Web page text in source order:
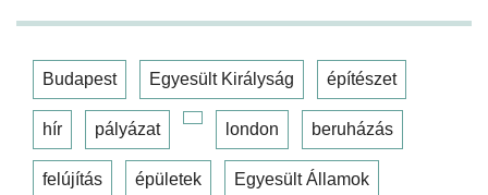
Budapest Egyesült Királyság építészet
hír pályázat london beruházás
felújítás épületek Egyesült Államok